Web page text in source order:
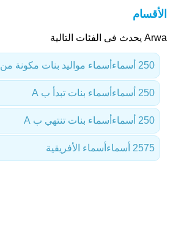
الأقسام
Arwa يحدث فى الفئات التالية
أسماء مواليد بنات مكونة من 5 حروف 250 أسماء
أسماء بنات تبدأ ب A 250 أسماء
أسماء بنات تنتهي ب A 250 أسماء
أسماء الأفريقية 2575 أسماء